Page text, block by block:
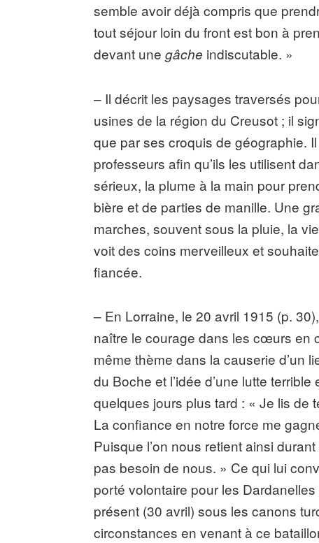
semble avoir déjà compris que
tout séjour loin du front est bon à
devant unegâche indiscutable. »
– Il décrit les paysages traversés
usines de la région du Creusot ; il
que par ses croquis de géographie.
professeurs afin qu’ils les utilisent
sérieux, la plume à la main pour
bière et de parties de manille. Une
marches, souvent sous la pluie, la
voit des coins merveilleux et
fiancée.
– En Lorraine, le 20 avril 1915 (p.
naître le courage dans les cœurs en
même thème dans la causerie d’un
du Boche et l’idée d’une lutte
quelques jours plus tard : « Je lis de
La confiance en notre force me
Puisque l’on nous retient ainsi
pas besoin de nous. » Ce qui lui
porté volontaire pour les
présent (30 avril) sous les canons
circonstances en venant à ce